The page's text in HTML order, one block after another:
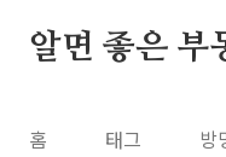
알면 좋은 부
홈 태그 방